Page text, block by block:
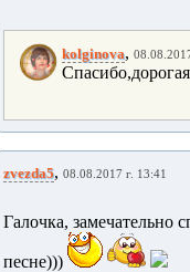
kolginova,
zvezda5, 08.08.2017 г. 13:41
Галочка, замечательно
песне)))